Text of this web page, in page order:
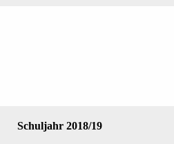
Schuljahr 2018/19